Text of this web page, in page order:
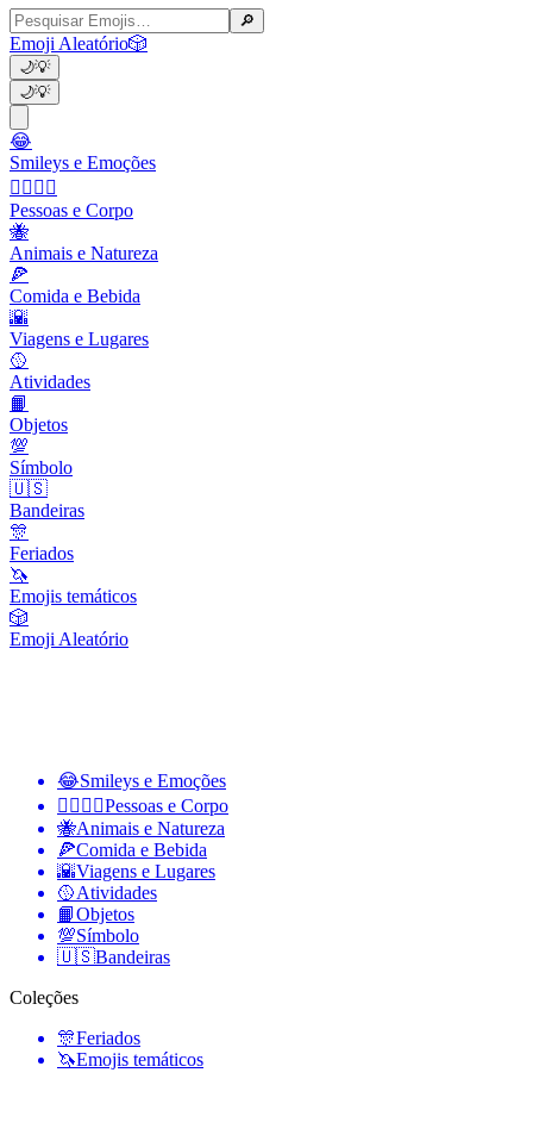
🔎
Emoji Aleatório🎲
🌙💡
🌙💡
😂
Smileys e Emoções
👩‍❤️‍💋‍👨
Pessoas e Corpo
🐝
Animais e Natureza
🍕
Comida e Bebida
🌇
Viagens e Lugares
🥎
Atividades
📙
Objetos
💯
Símbolo
🇺🇸
Bandeiras
🎊
Feriados
🦄
Emojis temáticos
🎲
Emoji Aleatório
😂Smileys e Emoções
👩‍❤️‍💋‍👨Pessoas e Corpo
🐝Animais e Natureza
🍕Comida e Bebida
🌇Viagens e Lugares
🥎Atividades
📙Objetos
💯Símbolo
🇺🇸Bandeiras
Coleções
🎊Feriados
🦄Emojis temáticos